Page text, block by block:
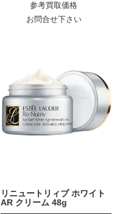
参考買取価格
お問合せ下さい
リニュートリィブ ホワイト
AR クリーム 48g